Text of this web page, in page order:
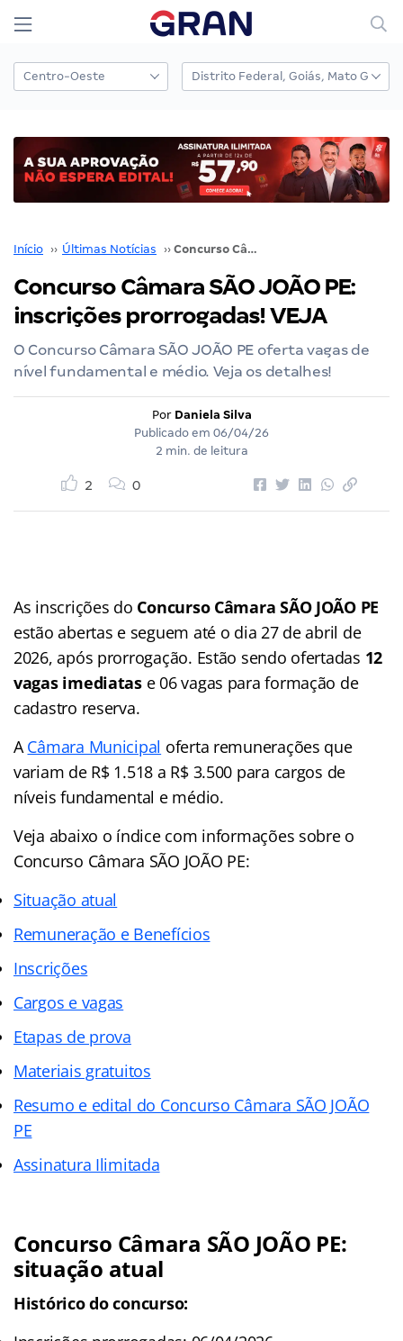
Início ›› Últimas Notícias ›› Concurso Câmara SÃO JOÃO PE: inscrições prorrogadas! VEJA
Concurso Câmara SÃO JOÃO PE:
inscrições prorrogadas! VEJA
O Concurso Câmara SÃO JOÃO PE oferta vagas de
nível fundamental e médio. Veja os detalhes!
Por Daniela Silva
Publicado em 06/04/26
2 min. de leitura
2 0
As inscrições do Concurso Câmara SÃO JOÃO PE
estão abertas e seguem até o dia 27 de abril de
2026, após prorrogação. Estão sendo ofertadas 12
vagas imediatase 06 vagas para formação de
cadastro reserva.
ACâmara Municipal oferta remunerações que
variam de R$ 1.518 a R$ 3.500 para cargos de
níveis fundamental e médio.
Veja abaixo o índicecom informações sobre o
Concurso Câmara SÃO JOÃO PE:
Situação atual
Remuneração e Benefícios
Inscrições
Cargos e vagas
Etapas de prova
Materiais gratuitos
Resumo e edital do Concurso Câmara SÃO JOÃO
PE
Assinatura Ilimitada
Concurso Câmara SÃO JOÃO PE:
situação atual
Histórico do concurso: